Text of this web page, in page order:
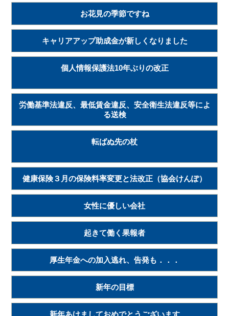
お花見の季節ですね
キャリアアップ助成金が新しくなりました
個人情報保護法10年ぶりの改正
労働基準法違反、最低賃金違反、安全衛生法違反等によ
る送検
転ばぬ先の杖
健康保険３月の保険料率変更と法改正（協会けんぽ）
女性に優しい会社
起きて働く果報者
厚生年金への加入逃れ、告発も．．．
新年の目標